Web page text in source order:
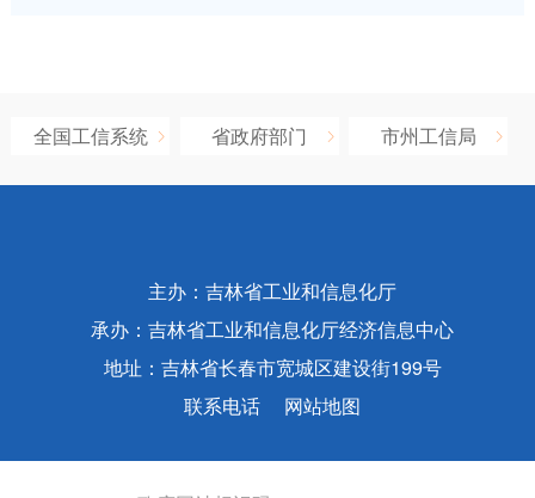
全国工信系统 省政府部门 市州工信局
主办：吉林省工业和信息化厅
承办：吉林省工业和信息化厅经济信息中心
地址：吉林省长春市宽城区建设街199号
联系电话
网站地图